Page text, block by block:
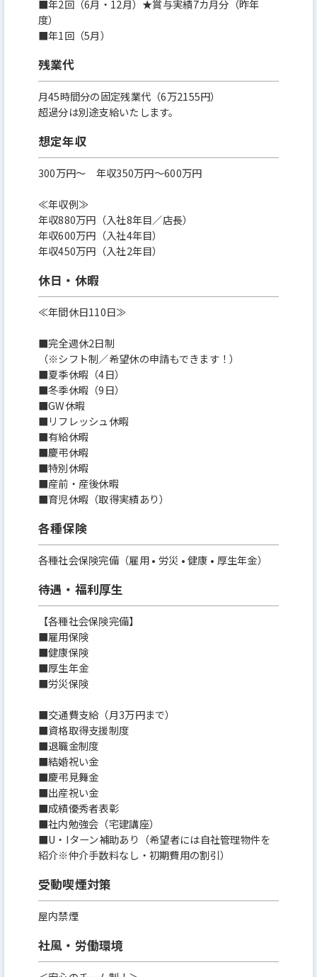
■年2回（6月・12月）★賞与実績7カ月分（昨年
度）
■年1回（5月）
残業代
月45時間分の固定残業代（6万2155円）
超過分は別途支給いたします。
想定年収
300万円〜 年収350万円～600万円
≪年収例≫
年収880万円（入社8年目／店長）
年収600万円（入社4年目）
年収450万円（入社2年目）
休日・休暇
≪年間休日110日≫
■完全週休2日制
（※シフト制／希望休の申請もできます！）
■夏季休暇（4日）
■冬季休暇（9日）
■GW休暇
■リフレッシュ休暇
■有給休暇
■慶弔休暇
■特別休暇
■産前・産後休暇
■育児休暇（取得実績あり）
各種保険
各種社会保険完備（雇用 • 労災 • 健康 • 厚生年金）
待遇・福利厚生
【各種社会保険完備】
■雇用保険
■健康保険
■厚生年金
■労災保険
■交通費支給（月3万円まで）
■資格取得支援制度
■退職金制度
■結婚祝い金
■慶弔見舞金
■出産祝い金
■成績優秀者表彰
■社内勉強会（宅建講座）
■U・Iターン補助あり（希望者には自社管理物件を
紹介※仲介手数料なし・初期費用の割引）
受動喫煙対策
屋内禁煙
社風・労働環境